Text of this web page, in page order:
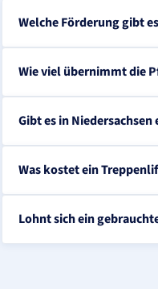
Welche Förderung gibt
Wie viel übernimmt die
Gibt es in
Was kostet ein
Lohnt sich ein